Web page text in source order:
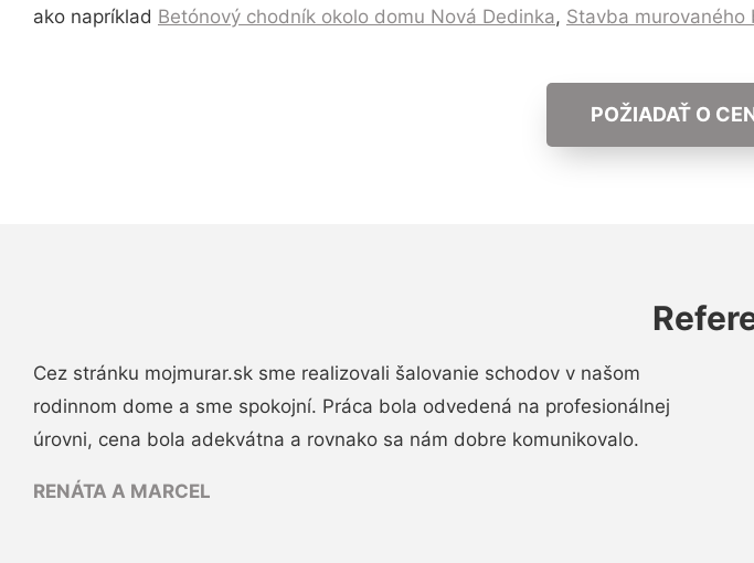
ako napríklad Betónový chodník okolo domu Nová Dedinka, Stavba murovaného
POŽIADAŤ O
Cez stránku mojmurar.sk sme realizovali šalovanie schodov v našom
rodinnom dome a sme spokojní. Práca bola odvedená na profesionálnej
úrovni, cena bola adekvátna a rovnako sa nám dobre komunikovalo.
RENÁTA A MARCEL